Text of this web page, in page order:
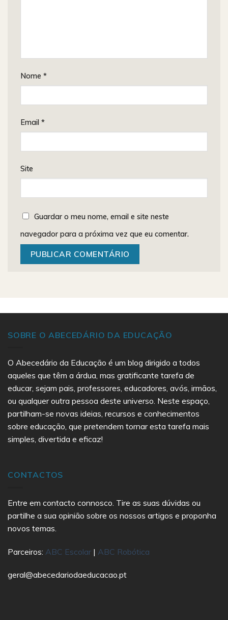
Nome *
Email *
Site
Guardar o meu nome, email e site neste
navegador para a próxima vez que eu comentar.
SOBRE O ABECEDÁRIO DA EDUCAÇÃO
O Abecedário da Educação é um blog dirigido a todos
aqueles que têm a árdua, mas gratificante tarefa de
educar, sejam pais, professores, educadores, avós, irmãos,
ou qualquer outra pessoa deste universo. Neste espaço,
partilham-se novas ideias, recursos e conhecimentos
sobre educação, que pretendem tornar esta tarefa mais
simples, divertida e eficaz!
CONTACTOS
Entre em contacto connosco. Tire as suas dúvidas ou
partilhe a sua opinião sobre os nossos artigos e proponha
novos temas.
Parceiros: ABC Escolar | ABC Robótica
geral@abecedariodaeducacao.pt